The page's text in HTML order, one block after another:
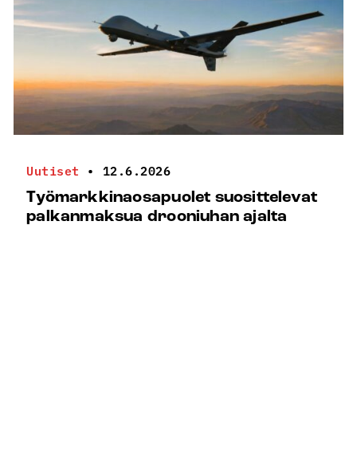
Uutiset • 12.6.2026
Työmarkkinaosapuolet suosittelevat
palkanmaksua drooniuhan ajalta